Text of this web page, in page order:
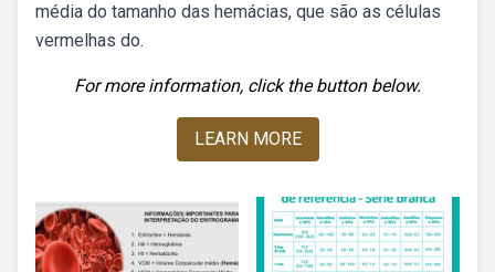
média do tamanho das hemácias, que são as células
vermelhas do.
For more information, click the button below.
LEARN MORE